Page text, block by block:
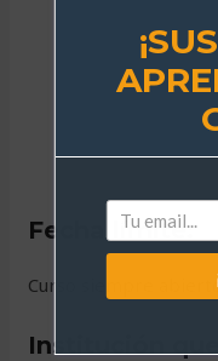
Fecha límite:
Curso siempre
Institución